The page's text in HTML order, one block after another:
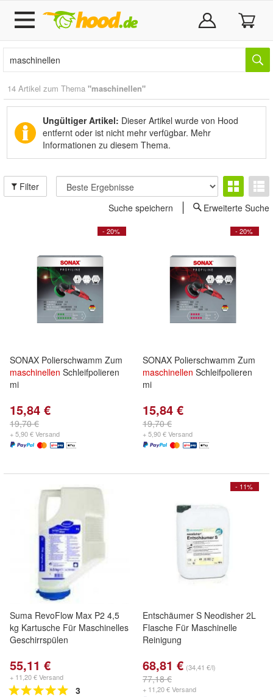
14 Artikel zum Thema "maschinellen"
Ungültiger Artikel: Dieser Artikel wurde von Hood
entfernt oder ist nicht mehr verfügbar. Mehr
Informationen zu diesem Thema.
Filter
Suche speichern
Erweiterte Suche
- 20%
SONAX Polierschwamm Zum
maschinellen Schleifpolieren
mi
15,84 €
19,70 €
+ 5,90 € Versand
- 20%
SONAX Polierschwamm Zum
maschinellen Schleifpolieren
mi
15,84 €
19,70 €
+ 5,90 € Versand
Suma RevoFlow Max P2 4,5
kg Kartusche Für Maschinelles
Geschirrspülen
55,11 €
+ 11,20 € Versand
3
- 11%
Entschäumer S Neodisher 2L
Flasche Für Maschinelle
Reinigung
68,81 € (34,41 €/l)
77,18 €
+ 11,20 € Versand